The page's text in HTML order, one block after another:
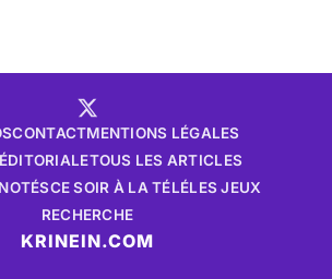
CONTACTMENTIONS LÉGALES
TOUS LES ARTICLES
CE SOIR À LA TÉLÉLES JEUX
RECHERCHE
KRINEIN.COM